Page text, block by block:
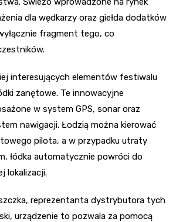
dla wędkarzy oraz giełda dodatków
fragment tego, co
interesujących elementów festiwalu
zanętowe. Te innowacyjne
w system GPS, sonar oraz
nawigacji. Łodzią można kierować
pilota, a w przypadku utraty
łódka automatycznie powróci do
lokalizacji.
reprezentanta dystrybutora tych
urządzenie to pozwala za pomocą